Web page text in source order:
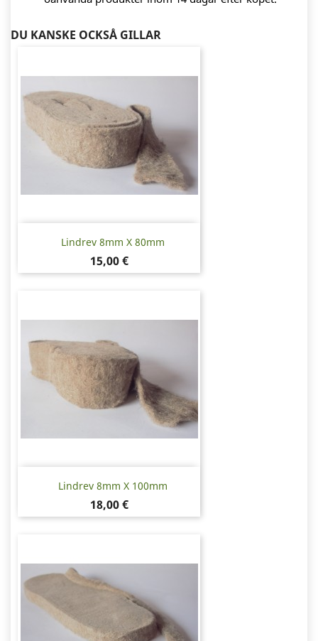
DU KANSKE OCKSÅ GILLAR
Lindrev 8mm X 80mm
Pris
15,00 €
Lindrev 8mm X 100mm
Pris
18,00 €